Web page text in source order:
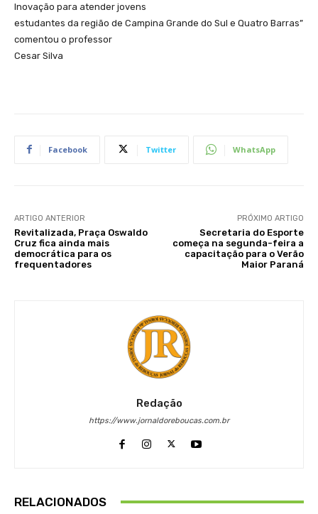
Inovação para atender jovens
estudantes da região de Campina Grande do Sul e Quatro Barras”
comentou o professor
Cesar Silva
Facebook Twitter WhatsApp
ARTIGO ANTERIOR
Revitalizada, Praça Oswaldo
Cruz fica ainda mais
democrática para os
frequentadores
PRÓXIMO ARTIGO
Secretaria do Esporte
começa na segunda-feira a
capacitação para o Verão
Maior Paraná
Redação
https://www.jornaldoreboucas.com.br
RELACIONADOS